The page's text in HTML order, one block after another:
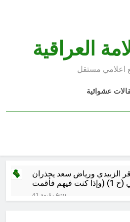
العراقية
اعلامي مستقل
عشوائية
الزبيدي ورياض سعد يحذران
من الجولاني (ح 1) (وإذا كنت فيهم فأقمت
الصلاة فلتقم طائفة منهم معك
وليأخذوا أٍسلحتهم)
41 دقيقة Ago